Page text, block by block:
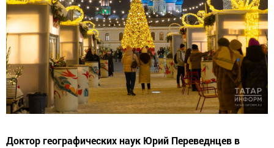
Доктор географических наук Юрий Переведнцев в